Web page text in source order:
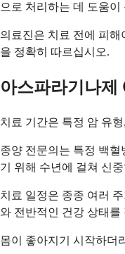
으로 처리하는 데 도움이
의료진은 치료 전에 피
을 정확히 따르십시오.
아스파라기나제
치료 기간은 특정 암 유
종양 전문의는 특정 백
기 위해 수년에 걸쳐 신
치료 일정은 종종 여러
와 전반적인 건강 상태
몸이 좋아지기 시작하더